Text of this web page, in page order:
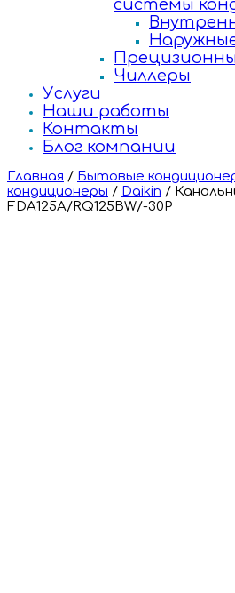
системы
Чиллеры
Услуги
Наши работы
Контакты
Блог компании
Главная / Бытовые
кондиционеры / Daikin /
FDA125A/RQ125BW/-30P